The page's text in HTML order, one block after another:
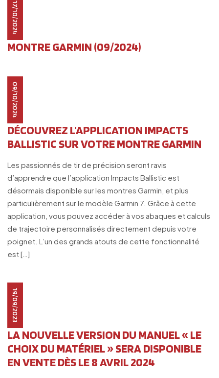
17/10/2024
MONTRE GARMIN (09/2024)
09/10/2024
DÉCOUVREZ L’APPLICATION IMPACTS
BALLISTIC SUR VOTRE MONTRE GARMIN
Les passionnés de tir de précision seront ravis
d’apprendre que l’application Impacts Ballistic est
désormais disponible sur les montres Garmin, et plus
particulièrement sur le modèle Garmin 7. Grâce à cette
application, vous pouvez accéder à vos abaques et calculs
de trajectoire personnalisés directement depuis votre
poignet. L’un des grands atouts de cette fonctionnalité
est […]
19/09/2023
LA NOUVELLE VERSION DU MANUEL « LE
CHOIX DU MATÉRIEL » SERA DISPONIBLE
EN VENTE DÈS LE 8 AVRIL 2024